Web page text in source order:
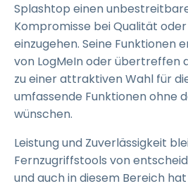
Splashtop einen
Kompromisse bei Qualität
einzugehen. Seine Funktionen
von LogMeIn oder übertreffen
zu einer attraktiven Wahl für
umfassende Funktionen ohne
wünschen.
Leistung und Zuverlässigkeit
Fernzugriffstools von
und auch in diesem Bereich